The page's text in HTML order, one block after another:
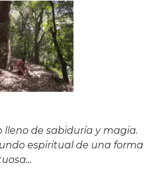
lleno de sabiduría y magia.
espiritual de una forma